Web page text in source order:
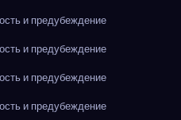
и предубеждение
и предубеждение
и предубеждение
и предубеждение